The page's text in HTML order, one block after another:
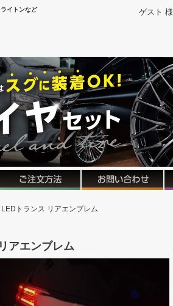
イトンなど
ゲスト 様
トランス リアエンブレム
アエンブレム